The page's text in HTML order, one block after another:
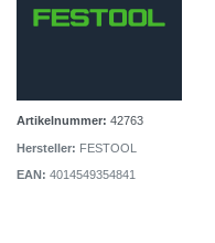
Artikelnummer: 42763
Hersteller: FESTOOL
EAN: 4014549354841